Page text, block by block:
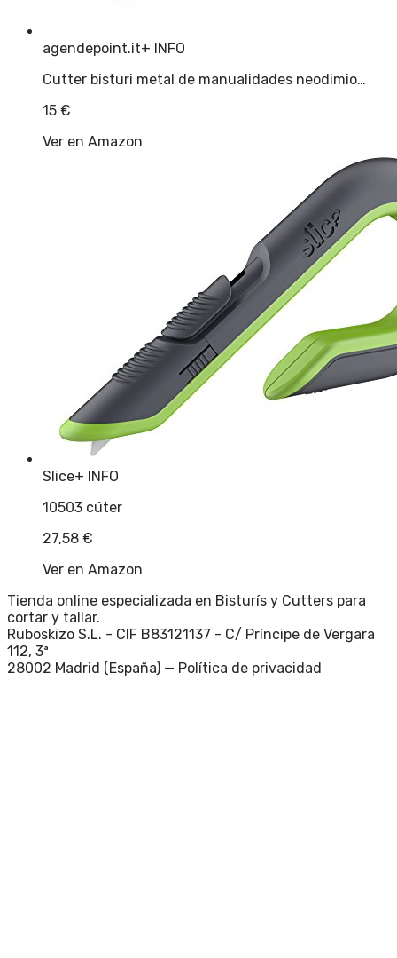
agendepoint.it+ INFO
Cutter bisturi metal de manualidades neodimio…
15 €
Ver en Amazon
Slice+ INFO
10503 cúter
27,58 €
Ver en Amazon
Tienda online especializada en Bisturís y Cutters para
cortar y tallar.
Ruboskizo S.L. - CIF B83121137 - C/ Príncipe de Vergara
112, 3ª
28002 Madrid (España) — Política de privacidad